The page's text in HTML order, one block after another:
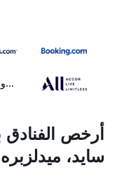
أرخص الفنادق
سايد، ميدلزبره